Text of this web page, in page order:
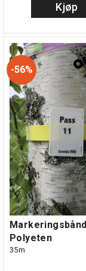
Kjøp
56%
Markeringsbånd
Polyeten
35m